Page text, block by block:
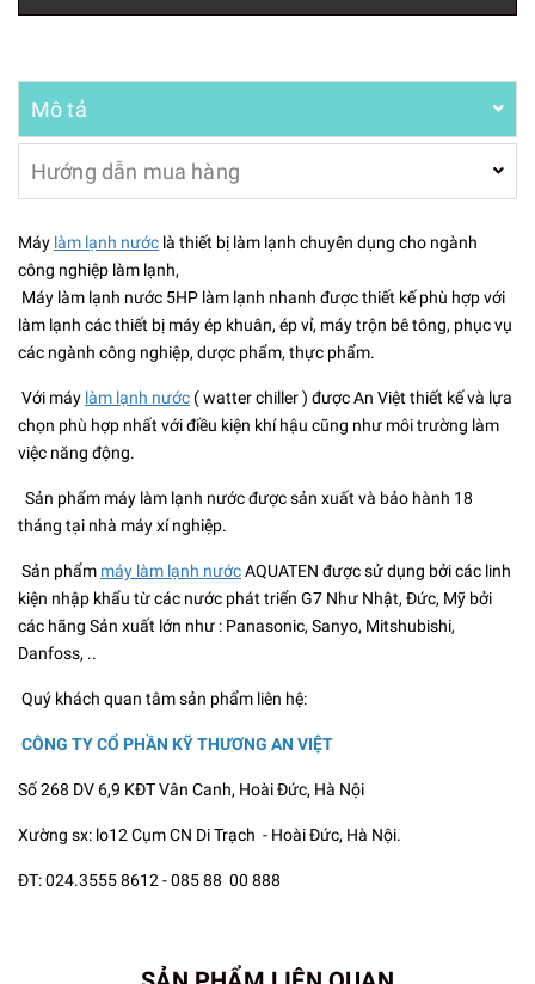
Mô tả
Hướng dẫn mua hàng
Máy làm lạnh nước là thiết bị làm lạnh chuyên dụng cho ngành
công nghiệp làm lạnh,
Máy làm lạnh nước 5HP làm lạnh nhanh được thiết kế phù hợp với
làm lạnh các thiết bị máy ép khuân, ép vỉ, máy trộn bê tông, phục vụ
các ngành công nghiệp, dược phẩm, thực phẩm.
Với máy làm lạnh nước ( watter chiller ) được An Việt thiết kế và lựa
chọn phù hợp nhất với điều kiện khí hậu cũng như môi trường làm
việc năng động.
Sản phẩm máy làm lạnh nước được sản xuất và bảo hành 18
tháng tại nhà máy xí nghiệp.
Sản phẩm máy làm lạnh nướcAQUATEN được sử dụng bởi các linh
kiện nhập khẩu từ các nước phát triển G7 Như Nhật, Đức, Mỹ bởi
các hãng Sản xuất lớn như : Panasonic, Sanyo, Mitshubishi,
Danfoss, ..
Quý khách quan tâm sản phẩm liên hệ:
CÔNG TY CỔ PHẦN KỸ THƯƠNG AN VIỆT
Số 268 DV 6,9 KĐT Vân Canh, Hoài Đức, Hà Nội
Xường sx: lo12 Cụm CN Di Trạch - Hoài Đức, Hà Nội.
ĐT: 024.3555 8612 - 085 88 00 888